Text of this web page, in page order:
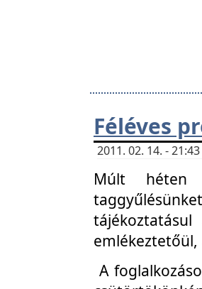
Féléves
2011. 02. 14. -
Múlt héten
emlékeztetőül,
A